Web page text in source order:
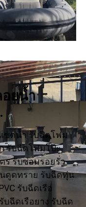
อยน้ำ
ขตน้ำ รับฉีดโฟม
รับฉีดโฟมโป๊ะ
ร รับซ่อมรอยรั่ว
ดูดทราย รับฉีดทุ่น
รับฉีดเรือ
ฉีดเรือยาง รับฉีด